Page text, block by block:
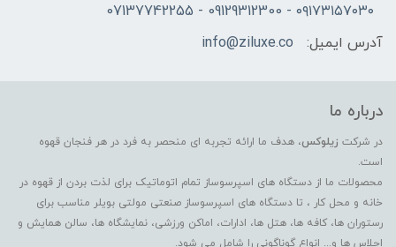
۰۹۱۷۳۱۵۷۰۳۰ - 09129312300 - 07137742255
آدرس ایمیل:
info@ziluxe.co
درباره ما
در شرکت زیلوکس، هدف ما ارائه تجربه ای منحصر به فرد در هر فنجان قهوه
است.
محصولات ما از دستگاه های اسپرسوساز تمام اتوماتیک برای لذت بردن از قهوه در
خانه و محل کار ، تا دستگاه های اسپرسوساز صنعتی مولتی بویلر مناسب برای
رستوران ها، کافه ها، هتل ها، ادارات، اماکن ورزشی، نمایشگاه ها، سالن همایش و
اجلاس ها و... انواع گوناگونی را شامل می شود.